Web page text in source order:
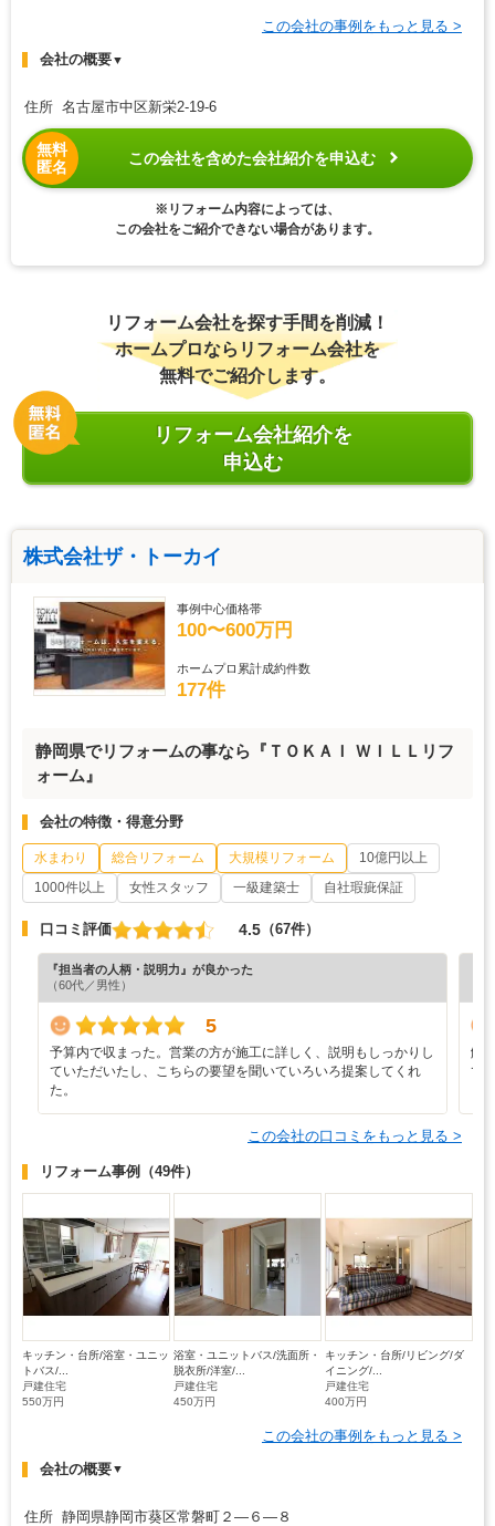
この会社の事例をもっと見る >
会社の概要▼
住所 名古屋市中区新栄2-19-6
無料
匿名
この会社を含めた会社紹介を申込む
※リフォーム内容によっては、
この会社をご紹介できない場合があります。
リフォーム会社を探す手間を削減！
ホームプロならリフォーム会社を
無料でご紹介します。
リフォーム会社紹介を
申込む
株式会社ザ・トーカイ
事例中心価格帯
100〜600万円
ホームプロ累計成約件数
177件
静岡県でリフォームの事なら『ＴＯＫＡＩ ＷＩＬＬリフ
ォーム』
会社の特徴・得意分野
水まわり 総合リフォーム 大規模リフォーム
10億円以上
1000件以上
女性スタッフ 一級建築士 自社瑕疵保証
口コミ評価 4.5 （67件）
『担当者の人柄・説明力』が良かった
（60代／男性）
5
予算内で収まった。営業の方が施工に詳しく、説明もしっかりし
ていただいたし、こちらの要望を聞いていろいろ提案してくれ
た。
解
て
この会社の口コミをもっと見る >
リフォーム事例 （49件）
キッチン・台所/浴室・ユニッ
トバス/...
戸建住宅
550万円
浴室・ユニットバス/洗面所・
脱衣所/洋室/...
戸建住宅
450万円
キッチン・台所/リビング/ダ
イニング/...
戸建住宅
400万円
この会社の事例をもっと見る >
会社の概要▼
住所 静岡県静岡市葵区常磐町２―６―８